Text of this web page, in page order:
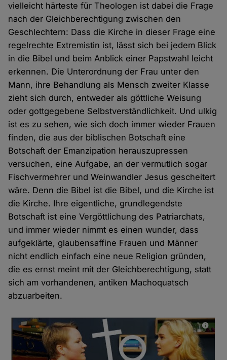
vielleicht härteste für Theologen ist dabei die Frage
nach der Gleichberechtigung zwischen den
Geschlechtern: Dass die Kirche in dieser Frage eine
regelrechte Extremistin ist, lässt sich bei jedem Blick
in die Bibel und beim Anblick einer Papstwahl leicht
erkennen. Die Unterordnung der Frau unter den
Mann, ihre Behandlung als Mensch zweiter Klasse
zieht sich durch, entweder als göttliche Weisung
oder gottgegebene Selbstverständlichkeit. Und ulkig
ist es zu sehen, wie sich doch immer wieder Frauen
finden, die aus der biblischen Botschaft eine
Botschaft der Emanzipation herauszupressen
versuchen, eine Aufgabe, an der vermutlich sogar
Fischvermehrer und Weinwandler Jesus gescheitert
wäre. Denn die Bibel ist die Bibel, und die Kirche ist
die Kirche. Ihre eigentliche, grundlegendste
Botschaft ist eine Vergöttlichung des Patriarchats,
und immer wieder nimmt es einen wunder, dass
aufgeklärte, glaubensaffine Frauen und Männer
nicht endlich einfach eine neue Religion gründen,
die es ernst meint mit der Gleichberechtigung, statt
sich am vorhandenen, antiken Machoquatsch
abzuarbeiten.